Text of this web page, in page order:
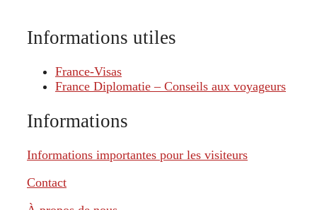
Informations utiles
France-Visas
France Diplomatie – Conseils aux voyageurs
Informations
Informations importantes pour les visiteurs
Contact